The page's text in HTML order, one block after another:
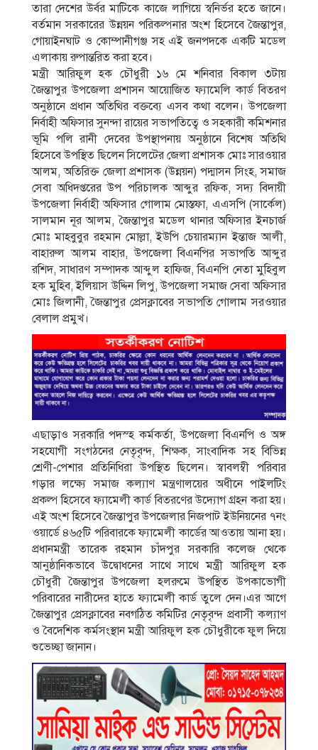
তারা দেশের উর্বর মাটিকে কাজে লাগিয়ে স্বনির্ভর হতে জানে।
বর্তমান সরকারের উন্নয়ন পরিকল্পনার অংশ হিসেবে জৈন্তাপুর,
গোয়াইনঘাট ও কোম্পানীগঞ্জ সহ এই জনপদকে একটি মডেল
এলাকায় রুপান্তরিত করা হবে।
মন্ত্রী আরিফুল হক চৌধুরী ১৬ মে শনিবার বিকাল ৩টায়
জৈন্তাপুর উপজেলা প্রশাসন আয়োজিত ফ্যামেলি কার্ড বিতরণ
অনুষ্ঠানে প্রধান অতিথির বক্তব্যে এসব কথা বলেন। উপজেলা
নির্বাহী অফিসার সুনন্দা রায়ের সভাপতিত্বে ও সহকারী কমিশনার
ভূমি পলি রানী দেবের উপস্থাপনায় অনুষ্ঠানে বিশেষ অতিথি
হিসেবে উপস্থিত ছিলেন সিলেটের জেলা প্রশাসক মোঃ সারওয়ার
আলম, অতিরিক্ত জেলা প্রশাসক (উন্নয়ন) পদ্মাসন সিংহ, সমাজ
সেবা অধিদপ্তরের উপ পরিচালক আব্দুর রফিক, সদ্য বিদায়ী
উপজেলা নির্বাহী অফিসার গোলাম মোস্তফা, এএসপি (সার্কেল)
সালমান নূর আলম, জৈন্তাপুর মডেল থানার অফিসার ইনচার্জ
মোঃ মাহবুবুর রহমান মোল্লা, ইউপি চেয়ারম্যান ইন্তাজ আলী,
বাহারুল আলম বাহার, উপজেলা বিএনপির সভাপতি আব্দুর
রশিদ, সাধারণ সম্পাদক আব্দুল হাফিজ, বিএনপি নেতা মুহিবুল
হক মুহিব, ইলিয়াস উদ্দিন লিপু, উপজেলা সমাজ সেবা অফিসার
মোঃ জিলানী, জৈন্তাপুর প্রেসক্লাবের সভাপতি গোলাম সরওয়ার
বেলাল প্রমুখ।
এছাড়াও সরকারি পদস্হ কর্মকর্তা, উপজেলা বিএনপি ও অঙ্গ
সহযোগী সংগঠনের নেতৃবৃন্দ, শিক্ষক, সাংবাদিক সহ বিভিন্ন
শ্রেণী-পেশার প্রতিনিধিরা উপস্থিত ছিলেন। স্বাবলম্বী পরিবার
গড়ার লক্ষ্যে সমাজ কল্যাণ মন্ত্রণালয়ের অধীনে পাইলটিং
প্রকল্প হিসেবে ফ্যামেলী কার্ড বিতরণের উদ্যোগ গ্রহন করা হয়।
এই অংশ হিসেবে জৈন্তাপুর উপজেলার নিজপাট ইউনিয়নের ৭নং
ওয়ার্ডে ৪৬৫টি পরিবারকে ফ্যামেলী কার্ডের আওতায় আনা হয়।
প্রধানমন্ত্রী তারেক রহমান চাঁদপুর সরকারি কলেজ থেকে
আনুষ্ঠানিকভাবে উদ্বোধনের সাথে সাথে মন্ত্রী আরিফুল হক
চৌধুরী জৈন্তাপুর উপজেলা হলরুমে উপস্থিত উপকাভোগী
পরিবারের নারীদের হাতে ফ্যামেলী কার্ড তুলে দেন।এর আগে
জৈন্তাপুর প্রেসক্লাবের নবগঠিত কমিটির নেতৃবৃন্দ প্রবাসী কল্যাণ
ও বৈদেশিক কর্মসংস্থান মন্ত্রী আরিফুল হক চৌধুরীকে ফুল দিয়ে
শুভেচ্ছা জানান।